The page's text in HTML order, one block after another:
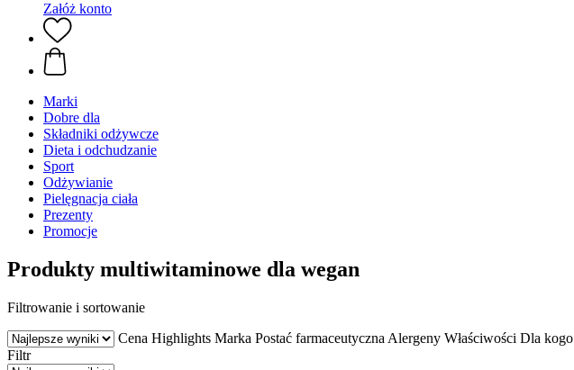
Załóż konto
Marki
Dobre dla
Składniki odżywcze
Dieta i odchudzanie
Sport
Odżywianie
Pielęgnacja ciała
Prezenty
Promocje
Produkty multiwitaminowe dla wegan
Filtrowanie i sortowanie
Cena Highlights Marka Postać farmaceutyczna Alergeny Właściwości Dla kogo
Filtr